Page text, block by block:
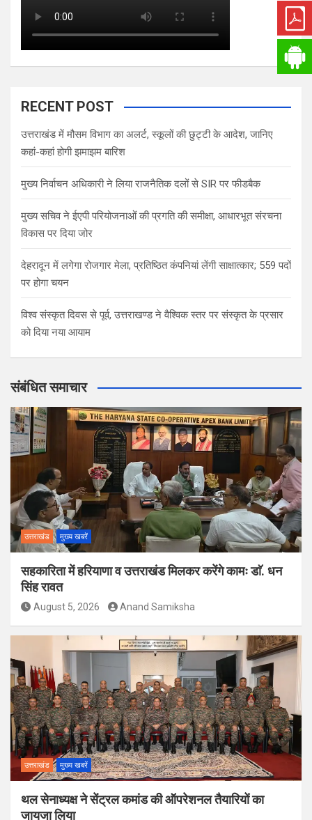
RECENT POST
उत्तराखंड में मौसम विभाग का अलर्ट, स्कूलों की छुट्टी के आदेश, जानिए
कहां-कहां होगी झमाझम बारिश
मुख्य निर्वाचन अधिकारी ने लिया राजनैतिक दलों से SIR पर फीडबैक
मुख्य सचिव ने ईएपी परियोजनाओं की प्रगति की समीक्षा, आधारभूत संरचना
विकास पर दिया जोर
देहरादून में लगेगा रोजगार मेला, प्रतिष्ठित कंपनियां लेंगी साक्षात्कार; 559 पदों
पर होगा चयन
विश्व संस्कृत दिवस से पूर्व, उत्तराखण्ड ने वैश्विक स्तर पर संस्कृत के प्रसार
को दिया नया आयाम
संबंधित समाचार
उत्तराखंड मुख्य खबरें
सहकारिता में हरियाणा व उत्तराखंड मिलकर करेंगे कामः डाॅ. धन
सिंह रावत
August 5, 2026 Anand Samiksha
उत्तराखंड मुख्य खबरें
थल सेनाध्यक्ष ने सेंट्रल कमांड की ऑपरेशनल तैयारियों का
जायजा लिया